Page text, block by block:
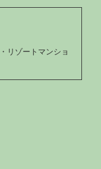
リゾートマンショ